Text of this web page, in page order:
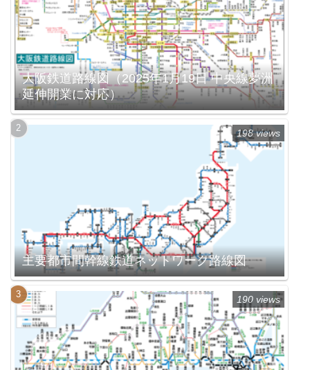
大阪鉄道路線図（2025年1月19日 中央線夢洲
延伸開業に対応）
主要都市間幹線鉄道ネットワーク路線図
198 views
190 views